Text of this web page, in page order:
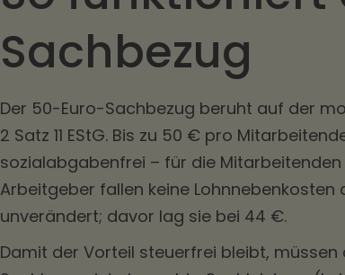
Sachbezug
Der 50-Euro-Sachbezug beruht auf der
2 Satz 11 EStG. Bis zu 50 € pro
sozialabgabenfrei – für die
Arbeitgeber fallen keine Lohnnebenkosten
unverändert; davor lag sie bei 44 €.
Damit der Vorteil steuerfrei bleibt,